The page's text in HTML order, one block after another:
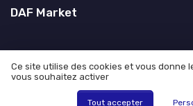
DAF Market
Mentions légales
© DAF Market
Ce site utilise des cookies et vous donne
vous souhaitez activer
Tout accepter